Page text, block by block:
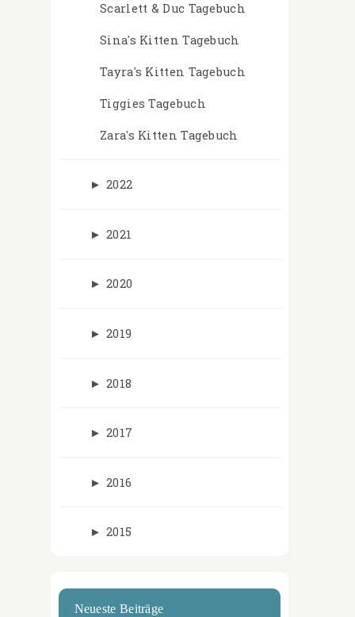
Scarlett & Duc Tagebuch
Sina's Kitten Tagebuch
Tayra's Kitten Tagebuch
Tiggies Tagebuch
Zara's Kitten Tagebuch
► 2022
► 2021
► 2020
► 2019
► 2018
► 2017
► 2016
► 2015
Neueste Beiträge